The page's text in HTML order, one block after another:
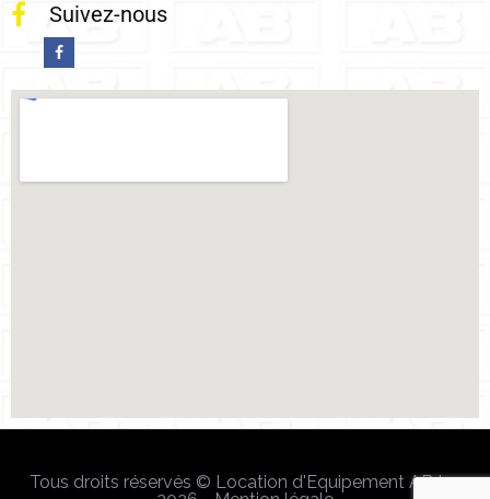
Suivez-nous
Tous droits réservés © Location d'Equipement AB Inc